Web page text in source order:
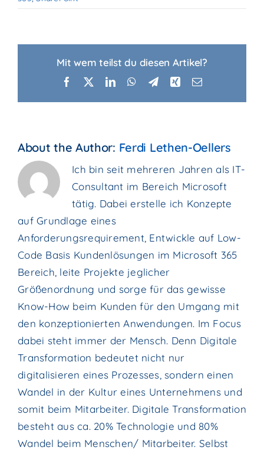
Mit wem teilst du diesen Artikel?
Facebook LinkedInWhatsApp
Telegram
XingEmail
About the Author: Ferdi Lethen-Oellers
Ich bin seit mehreren Jahren als IT-
Consultant im Bereich Microsoft
tätig. Dabei erstelle ich Konzepte
auf Grundlage eines
Anforderungsrequirement, Entwickle auf Low-
Code Basis Kundenlösungen im Microsoft 365
Bereich, leite Projekte jeglicher
Größenordnung und sorge für das gewisse
Know-How beim Kunden für den Umgang mit
den konzeptionierten Anwendungen. Im Focus
dabei steht immer der Mensch. Denn Digitale
Transformation bedeutet nicht nur
digitalisieren eines Prozesses, sondern einen
Wandel in der Kultur eines Unternehmens und
somit beim Mitarbeiter. Digitale Transformation
besteht aus ca. 20% Technologie und 80%
Wandel beim Menschen/ Mitarbeiter. Selbst